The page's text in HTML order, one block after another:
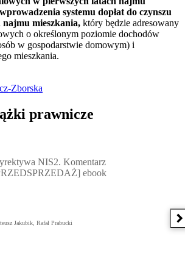
systemu dopłat do czynszu
mieszkania, który będzie adresowany
o określonym poziomie dochodów
w gospodarstwie domowym) i
mieszkania.
Zborska
prawnicze
NIS2. Komentarz
ebook
Jakubik, Rafał Prabucki